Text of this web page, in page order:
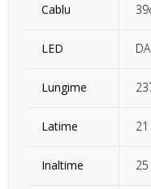
Cablu
LED DA
Lungime
Latime 21
Inaltime 25